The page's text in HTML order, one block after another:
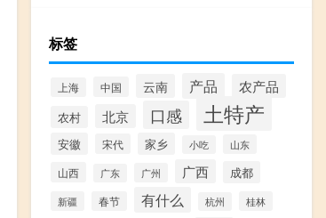
标签
上海 中国 云南 产品 农产品
农村 北京 口感 土特产
安徽 宋代 家乡 小吃 山东
山西 广东 广州 广西 成都
新疆 春节 有什么 杭州 桂林